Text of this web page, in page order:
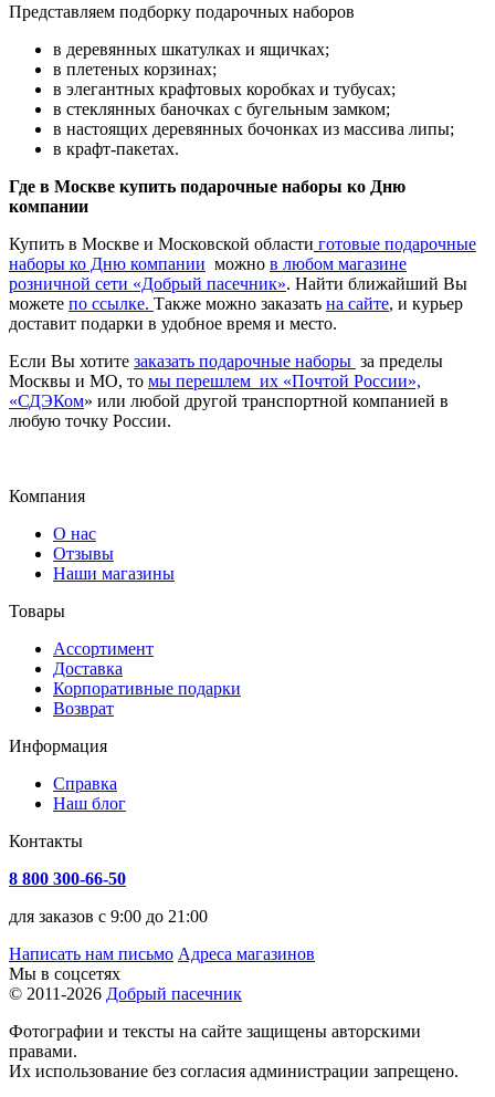
Представляем подборку подарочных наборов
в деревянных шкатулках и ящичках;
в плетеных корзинах;
в элегантных крафтовых коробках и тубусах;
в стеклянных баночках с бугельным замком;
в настоящих деревянных бочонках из массива липы;
в крафт-пакетах.
Где в Москве купить подарочные наборы ко Дню
компании
Купить в Москве и Московской области готовые подарочные
наборы ко Дню компании можно в любом магазине
розничной сети «Добрый пасечник». Найти ближайший Вы
можете по ссылке. Также можно заказать на сайте, и курьер
доставит подарки в удобное время и место.
Если Вы хотите заказать подарочные наборы за пределы
Москвы и МО, то мы перешлем их «Почтой России»,
«СДЭКом» или любой другой транспортной компанией в
любую точку России.
Компания
О нас
Отзывы
Наши магазины
Товары
Ассортимент
Доставка
Корпоративные подарки
Возврат
Информация
Справка
Наш блог
Контакты
8 800 300-66-50
для заказов с 9:00 до 21:00
Написать нам письмо Адреса магазинов
Мы в соцсетях
© 2011-2026 Добрый пасечник
Фотографии и тексты на сайте защищены авторскими
правами.
Их использование без согласия администрации запрещено.